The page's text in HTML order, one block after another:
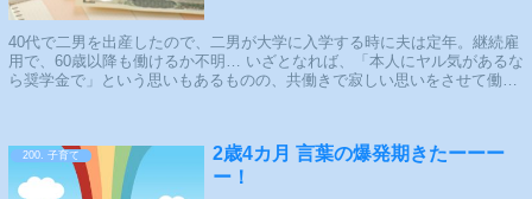
40代で二男を出産したので、二男が大学に入学する時に夫は定年。継続雇
用で、60歳以降も働けるか不明… いざとなれば、「本人にヤル気があるな
ら奨学金で」という思いもあるものの、共働きで寂しい思いをさせて働い
200. 子育て
2歳4カ月 言葉の爆発期きたーーー
ー！